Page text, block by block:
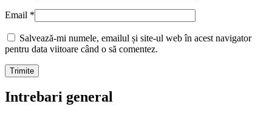
Email *
Salvează-mi numele, emailul și site-ul web în acest navigator
pentru data viitoare când o să comentez.
Intrebari general